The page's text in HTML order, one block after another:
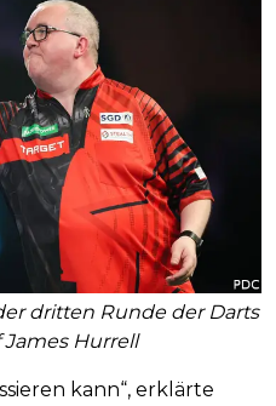
dritten Runde der Darts
James Hurrell
kann“, erklärte